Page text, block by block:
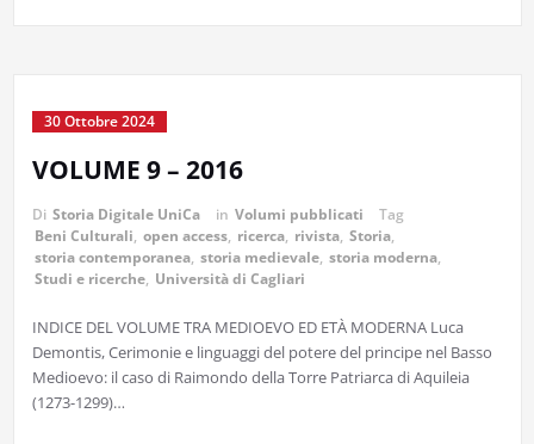
30 Ottobre 2024
VOLUME 9 – 2016
Di Storia Digitale UniCa in Volumi pubblicati
Tag
Beni Culturali, open access, ricerca, rivista, Storia,
storia contemporanea, storia medievale, storia moderna,
Studi e ricerche, Università di Cagliari
INDICE DEL VOLUME TRA MEDIOEVO ED ETÀ MODERNA Luca
Demontis, Cerimonie e linguaggi del potere del principe nel Basso
Medioevo: il caso di Raimondo della Torre Patriarca di Aquileia
(1273-1299)…